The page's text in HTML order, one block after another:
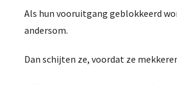
Als hun vooruitgang geblokkeerd
andersom.
Dan schijten ze, voordat ze